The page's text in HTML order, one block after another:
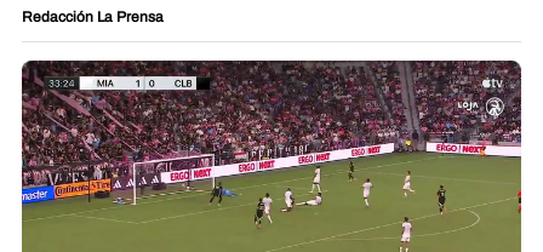
Redacción La Prensa